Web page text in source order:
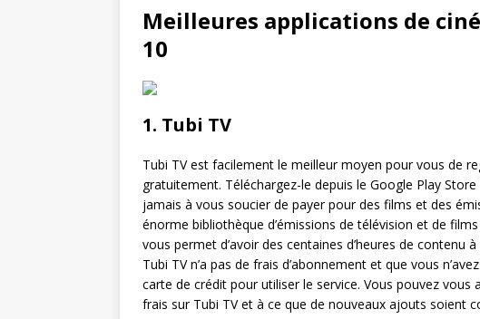
Meilleures applications de
10
1. Tubi TV
Tubi TV est facilement le meilleur moyen pour vous de
gratuitement. Téléchargez-le depuis le Google Play
jamais à vous soucier de payer pour des films et des
énorme bibliothèque d’émissions de télévision et de
vous permet d’avoir des centaines d’heures de contenu
Tubi TV n’a pas de frais d’abonnement et que vous
carte de crédit pour utiliser le service. Vous pouvez
frais sur Tubi TV et à ce que de nouveaux ajouts soient